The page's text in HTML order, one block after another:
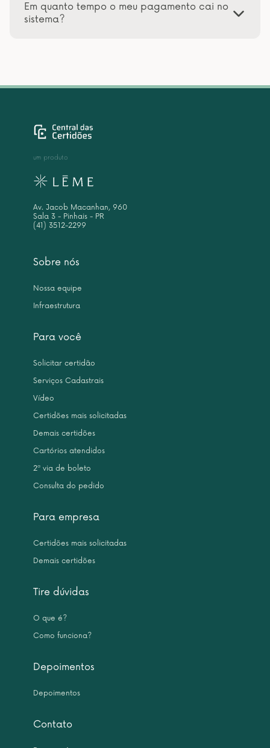
Em quanto tempo o meu pagamento cai no
sistema?
Sobre nós
Nossa equipe
Infraestrutura
Para você
Solicitar certidão
Serviços Cadastrais
Vídeo
Certidões mais solicitadas
Demais certidões
Cartórios atendidos
2ª via de boleto
Consulta do pedido
Para empresa
Certidões mais solicitadas
Demais certidões
Tire dúvidas
O que é?
Como funciona?
Depoimentos
Depoimentos
Contato
um produto
Av. Jacob Macanhan, 960
Sala 3 - Pinhais - PR
(41) 3512-2299